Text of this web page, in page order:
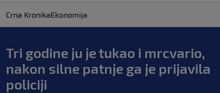
Crna KronikaEkonomija
Tri godine ju je tukao i mrcvario,
nakon silne patnje ga je prijavila
policiji